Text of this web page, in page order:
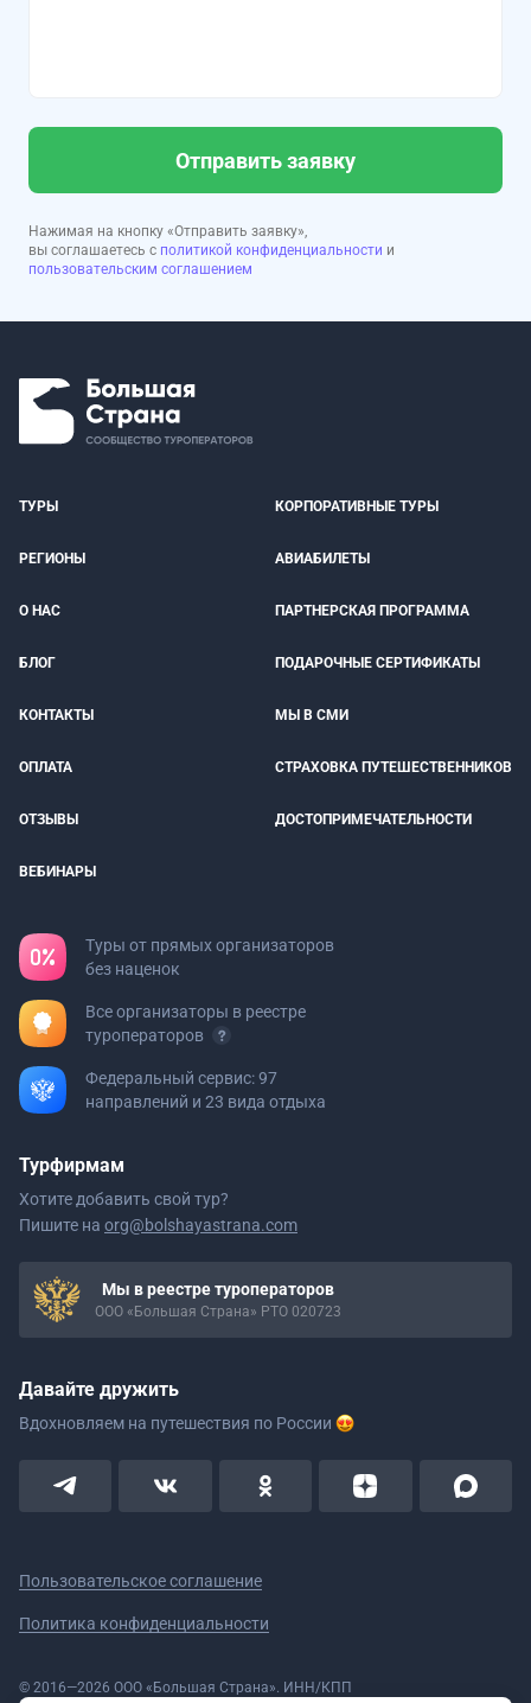
Отправить заявку
Нажимая на кнопку «Отправить заявку»,
вы соглашаетесь с политикой конфиденциальности и
пользовательским соглашением
ТУРЫ КОРПОРАТИВНЫЕ ТУРЫ
РЕГИОНЫ АВИАБИЛЕТЫ
О НАС ПАРТНЕРСКАЯ ПРОГРАММА
БЛОГ ПОДАРОЧНЫЕ СЕРТИФИКАТЫ
КОНТАКТЫ МЫ В СМИ
ОПЛАТА СТРАХОВКА ПУТЕШЕСТВЕННИКОВ
ОТЗЫВЫ ДОСТОПРИМЕЧАТЕЛЬНОСТИ
ВЕБИНАРЫ
Туры от прямых организаторов
без наценок
Все организаторы в реестре
туроператоров
Федеральный сервис: 97
направлений и 23 вида отдыха
Турфирмам
Хотите добавить свой тур?
Пишите на org@bolshayastrana.com
Мы в реестре туроператоров
ООО «Большая Страна» РТО 020723
Давайте дружить
Вдохновляем на путешествия по России
Пользовательское соглашение
Политика конфиденциальности
© 2016—2026 ООО «Большая Страна». ИНН/КПП